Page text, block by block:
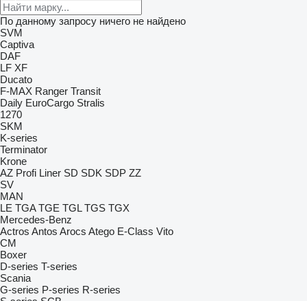
По данному запросу ничего не найдено
SVM
Captiva
DAF
LF XF
Ducato
F-MAX Ranger Transit
Daily EuroCargo Stralis
1270
SKM
K-series
Terminator
Krone
AZ Profi Liner SD SDK SDP ZZ
SV
MAN
LE TGA TGE TGL TGS TGX
Mercedes-Benz
Actros Antos Arocs Atego E-Class Vito
CM
Boxer
D-series T-series
Scania
G-series P-series R-series